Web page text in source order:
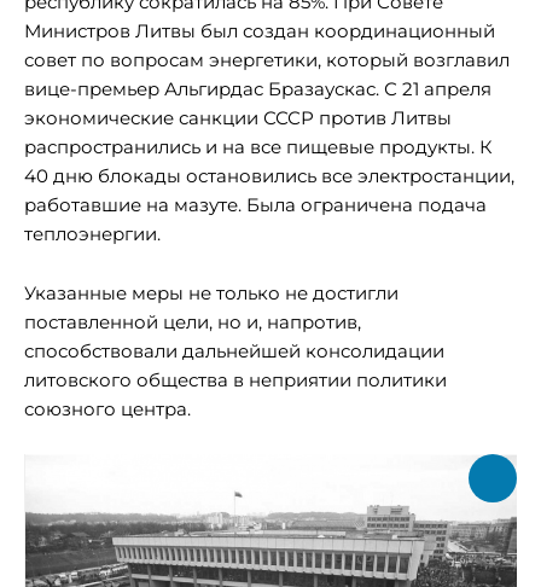
Министров Литвы был создан координационный
совет по вопросам энергетики, который возглавил
вице-премьер Альгирдас Бразаускас. С 21 апреля
экономические санкции СССР против Литвы
распространились и на все пищевые продукты. К
40 дню блокады остановились все электростанции,
работавшие на мазуте. Была ограничена подача
теплоэнергии.
Указанные меры не только не достигли
поставленной цели, но и, напротив,
способствовали дальнейшей консолидации
литовского общества в неприятии политики
союзного центра.